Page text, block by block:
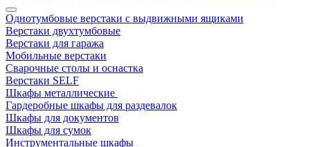
Однотумбовые верстаки с выдвижными ящиками
Верстаки двухтумбовые
Верстаки для гаража
Мобильные верстаки
Сварочные столы и оснастка
Верстаки SELF
Шкафы металлические
Гардеробные шкафы для раздевалок
Шкафы для документов
Шкафы для сумок
Инструментальные шкафы